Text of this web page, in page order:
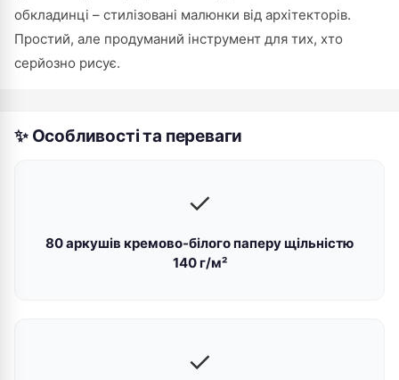
обкладинці – стилізовані малюнки від архітекторів.
Простий, але продуманий інструмент для тих, хто
серйозно рисує.
✨ Особливості та переваги
✓
80 аркушів кремово-білого паперу щільністю
140 г/м²
✓